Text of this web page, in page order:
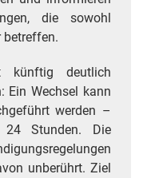
die sowohl
betreffen.
künftig deutlich
Ein Wechsel kann
werden –
Stunden. Die
unberührt. Ziel